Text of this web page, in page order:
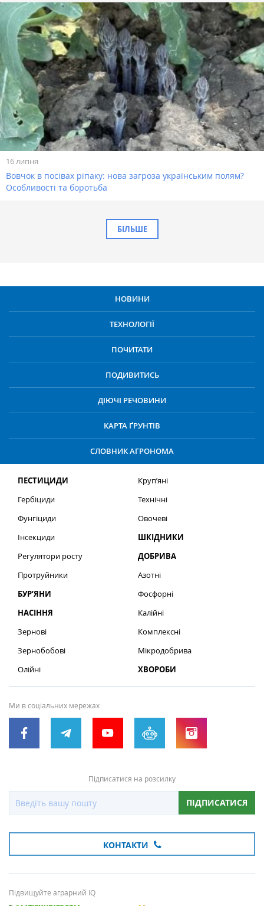
16 липня
Вовчок в посівах ріпаку: нова загроза українським полям?
Особливості та боротьба
БІЛЬШЕ
НОВИНИ
ТЕХНОЛОГІЇ
ПОЧИТАТИ
ПОДИВИТИСЬ
ДІЮЧІ РЕЧОВИНИ
КАРТА ҐРУНТІВ
СЛОВНИК АГРОНОМА
ПЕСТИЦИДИ
Гербіциди
Фунгіциди
Інсекциди
Регулятори росту
Протруйники
БУР’ЯНИ
НАСІННЯ
Зернові
Зернобобові
Олійні
Круп’яні
Технічні
Овочеві
ШКІДНИКИ
ДОБРИВА
Азотні
Фосфорні
Калійні
Комплексні
Мікродобрива
ХВОРОБИ
Ми в соціальних мережах
Підписатися на розсилку
ПІДПИСАТИСЯ
КОНТАКТИ
Підвищуйте аграрний IQ